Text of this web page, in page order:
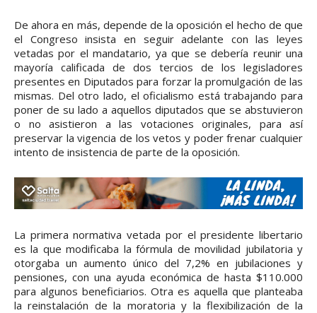
De ahora en más, depende de la oposición el hecho de que
el Congreso insista en seguir adelante con las leyes
vetadas por el mandatario, ya que se debería reunir una
mayoría calificada de dos tercios de los legisladores
presentes en Diputados para forzar la promulgación de las
mismas. Del otro lado, el oficialismo está trabajando para
poner de su lado a aquellos diputados que se abstuvieron
o no asistieron a las votaciones originales, para así
preservar la vigencia de los vetos y poder frenar cualquier
intento de insistencia de parte de la oposición.
La primera normativa vetada por el presidente libertario
es la que modificaba la fórmula de movilidad jubilatoria y
otorgaba un aumento único del 7,2% en jubilaciones y
pensiones, con una ayuda económica de hasta $110.000
para algunos beneficiarios. Otra es aquella que planteaba
la reinstalación de la moratoria y la flexibilización de la